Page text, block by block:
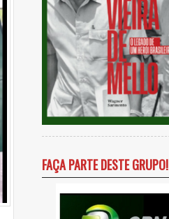
FAÇA PARTE DESTE GRUPO!